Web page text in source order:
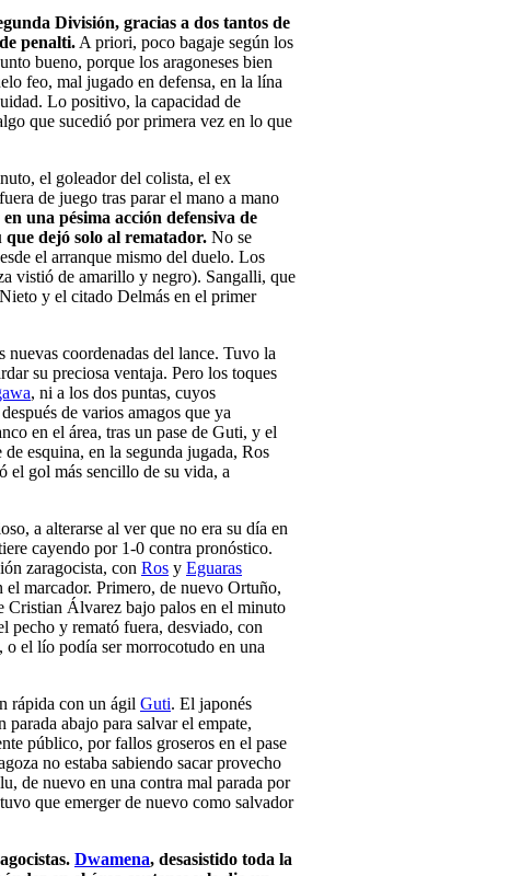
División, gracias a dos tantos de
penalti. A priori, poco bagaje según los
bueno, porque los aragoneses bien
feo, mal jugado en defensa, en la lína
Lo positivo, la capacidad de
que sucedió por primera vez en lo que
el goleador del colista, el ex
de juego tras parar el mano a mano
una pésima acción defensiva de
dejó solo al rematador. No se
el arranque mismo del duelo. Los
vistió de amarillo y negro). Sangalli, que
y el citado Delmás en el primer
nuevas coordenadas del lance. Tuvo la
su preciosa ventaja. Pero los toques
, ni a los dos puntas, cuyos
de varios amagos que ya
en el área, tras un pase de Guti, y el
esquina, en la segunda jugada, Ros
el gol más sencillo de su vida, a
a alterarse al ver que no era su día en
cayendo por 1-0 contra pronóstico.
zaragocista, con Ros y Eguaras
el marcador. Primero, de nuevo Ortuño,
Cristian Álvarez bajo palos en el minuto
pecho y remató fuera, desviado, con
o el lío podía ser morrocotudo en una
rápida con un ágil Guti. El japonés
abajo para salvar el empate,
público, por fallos groseros en el pase
no estaba sabiendo sacar provecho
de nuevo en una contra mal parada por
que emerger de nuevo como salvador
Dwamena, desasistido toda la